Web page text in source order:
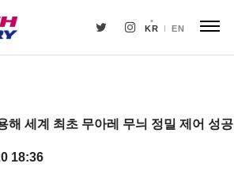
KR EN
해 세계 최초 무아레 무늬 정밀 제어 성공
18:36